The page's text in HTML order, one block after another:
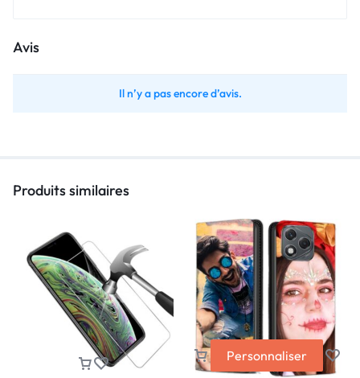
Avis
Il n’y a pas encore d’avis.
Produits similaires
Personnaliser